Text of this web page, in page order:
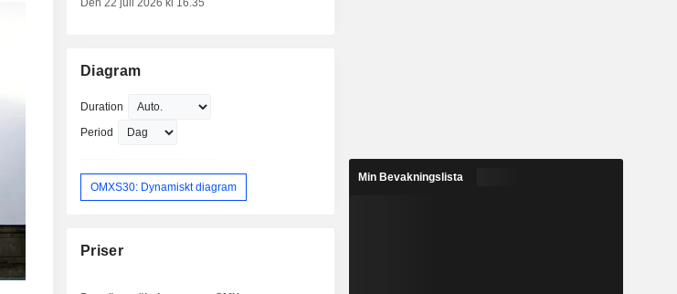
Den 22 juli 2026 kl 16.35
Diagram
Duration
Period
OMXS30: Dynamiskt diagram
Priser
Min Bevakningslista